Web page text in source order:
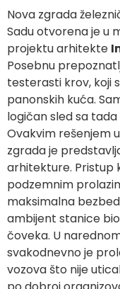
Nova zgrada
Sadu otvorena je u
projektu arhitekte
Posebnu
testerasti krov, koji
panonskih kuća.
logičan sled sa
Ovakvim rešenjem
zgrada je
arhitekture. Pristup
podzemnim
maksimalna
ambijent stanice
čoveka. U
svakodnevno je
vozova što nije